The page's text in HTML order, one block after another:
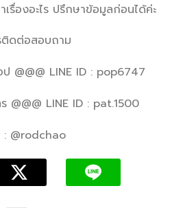
รื่องอะไร ปรึกษาข้อมูลก่อนได้ค่ะ
ติดต่อสอบถาม
LINE ID : pop6747
LINE ID : pat.1500
: @rodchao